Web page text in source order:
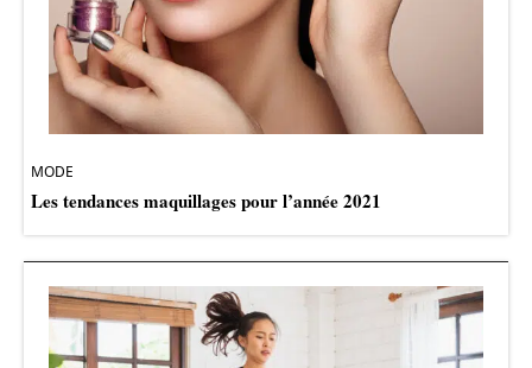
MODE
Les tendances maquillages pour l’année 2021